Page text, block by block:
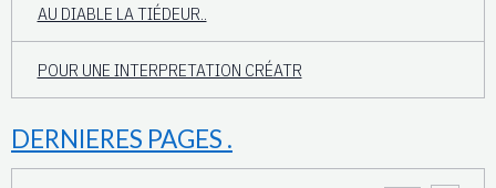
AU DIABLE LA TIÉDEUR..
POUR UNE INTERPRETATION CRÉATR
DERNIERES PAGES .